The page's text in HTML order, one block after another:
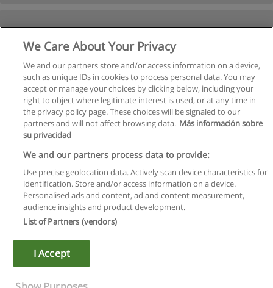
Следующая
из
Правила пользования
Конфиденциальность информации
Copyright © Educaedu Business S.L. - CIF : B-95610580: -
We Care About Your Privacy
We and our partners store and/or access information on a device,
such as unique IDs in cookies to process personal data. You may
accept or manage your choices by clicking below, including your
right to object where legitimate interest is used, or at any time in
the privacy policy page. These choices will be signaled to our
partners and will not affect browsing data. Más información sobre
su privacidad
We and our partners process data to provide:
Use precise geolocation data. Actively scan device characteristics for
identification. Store and/or access information on a device.
Personalised ads and content, ad and content measurement,
audience insights and product development.
List of Partners (vendors)
I Accept